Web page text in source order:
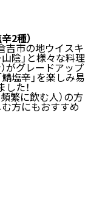
2種）
吉市の地ウイスキ
陰」と様々な料理
がグレードアップ
塩辛」を楽しみ易
た！
繁に飲む人）の方
方にもおすすめ